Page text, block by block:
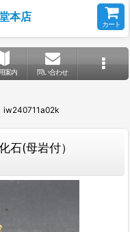
本店
カート
案内 問い合わせ
iw240711a02k
石(母岩付）